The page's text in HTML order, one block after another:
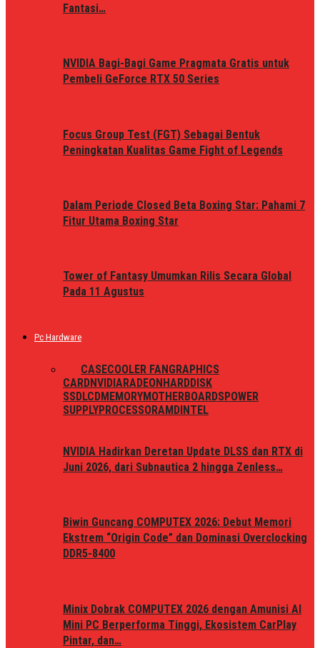
Fantasi…
NVIDIA Bagi-Bagi Game Pragmata Gratis untuk
Pembeli GeForce RTX 50 Series
Focus Group Test (FGT) Sebagai Bentuk
Peningkatan Kualitas Game Fight of Legends
Dalam Periode Closed Beta Boxing Star: Pahami 7
Fitur Utama Boxing Star
Tower of Fantasy Umumkan Rilis Secara Global
Pada 11 Agustus
Pc Hardware
CASECOOLER FAN GRAPHICS
CARDNVIDIARADEON HARDDISK
SSDLCDMEMORYMOTHERBOARDSPOWER
SUPPLYPROCESSORAMD INTEL
NVIDIA Hadirkan Deretan Update DLSS dan RTX di
Juni 2026, dari Subnautica 2 hingga Zenless…
Biwin Guncang COMPUTEX 2026: Debut Memori
Ekstrem “Origin Code” dan Dominasi Overclocking
DDR5-8400
Minix Dobrak COMPUTEX 2026 dengan Amunisi AI
Mini PC Berperforma Tinggi, Ekosistem CarPlay
Pintar, dan…